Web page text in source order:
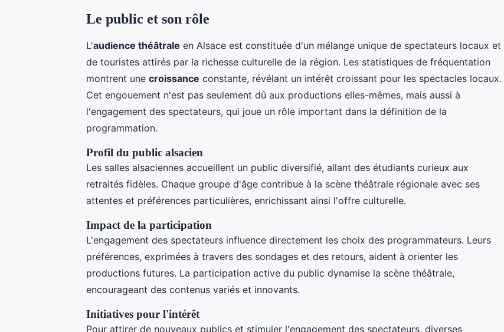
Le public et son rôle
L'audience théâtrale en Alsace est constituée d'un mélange unique de spectateurs locaux et
de touristes attirés par la richesse culturelle de la région. Les statistiques de fréquentation
montrent une croissance constante, révélant un intérêt croissant pour les spectacles locaux.
Cet engouement n'est pas seulement dû aux productions elles-mêmes, mais aussi à
l'engagement des spectateurs, qui joue un rôle important dans la définition de la
programmation.
Profil du public alsacien
Les salles alsaciennes accueillent un public diversifié, allant des étudiants curieux aux
retraités fidèles. Chaque groupe d'âge contribue à la scène théâtrale régionale avec ses
attentes et préférences particulières, enrichissant ainsi l'offre culturelle.
Impact de la participation
L'engagement des spectateurs influence directement les choix des programmateurs. Leurs
préférences, exprimées à travers des sondages et des retours, aident à orienter les
productions futures. La participation active du public dynamise la scène théâtrale,
encourageant des contenus variés et innovants.
Initiatives pour l'intérêt
Pour attirer de nouveaux publics et stimuler l'engagement des spectateurs, diverses